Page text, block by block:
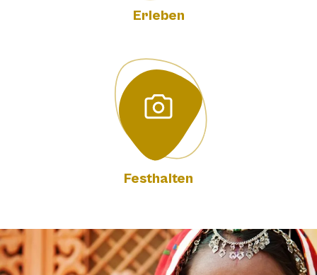
Erleben
Festhalten